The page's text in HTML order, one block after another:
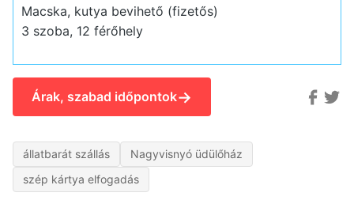
Macska, kutya bevihető (fizetős)
3 szoba, 12 férőhely
Árak, szabad időpontok→
állatbarát szállás
Nagyvisnyó üdülőház
szép kártya elfogadás